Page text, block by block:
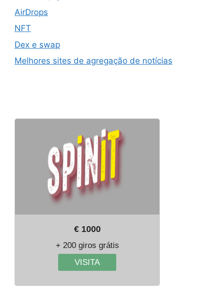
AirDrops
NFT
Dex e swap
Melhores sites de agregação de notícias
€ 1000
+ 200 giros grátis
VISITA